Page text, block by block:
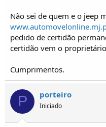
Não sei de quem e o jeep
pedido de certidão
certidão vem o
Cumprimentos.
P porteiro
Iniciado